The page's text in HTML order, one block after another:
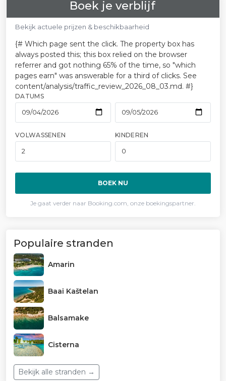
Boek je verblijf
Bekijk actuele prijzen & beschikbaarheid
{# Which page sent the click. The property box has
always posted this; this box relied on the browser
referrer and got nothing 65% of the time, so "which
pages earn" was answerable for a third of clicks. See
content/analysis/traffic_review_2026_08_03.md. #}
DATUMS
VOLWASSENEN KINDEREN
BOEK NU
Je gaat verder naar Booking.com, onze boekingspartner.
Populaire stranden
Amarin
Baai Kaštelan
Balsamake
Cisterna
Bekijk alle stranden →